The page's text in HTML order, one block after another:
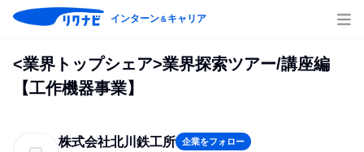
インターン＆キャリア
<業界トップシェア>業界探索ツアー/講座編
【工作機器事業】
株式会社北川鉄工所 企業をフォロー